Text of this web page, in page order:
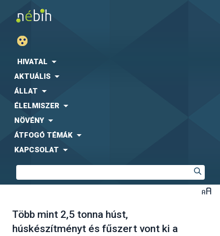
HIVATAL
AKTUÁLIS
ÁLLAT
ÉLELMISZER
NÖVÉNY
ÁTFOGÓ TÉMÁK
KAPCSOLAT
Több mint 2,5 tonna húst,
húskészítményt és fűszert vont ki a